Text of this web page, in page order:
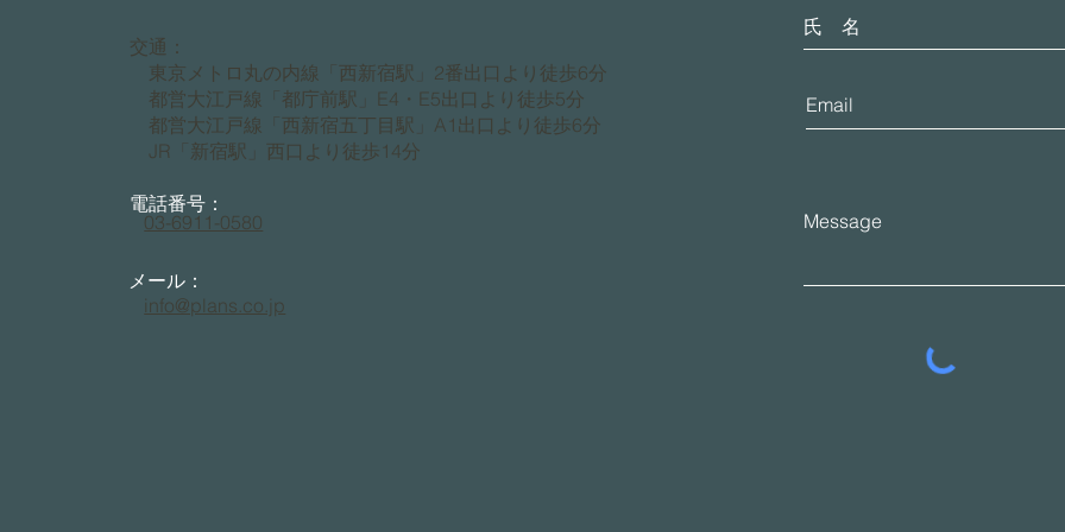
交通：
東京メトロ丸の内線「西新宿駅」2番出口より徒歩6分
都営大江戸線「都庁前駅」E4・E5出口より徒歩5分
都営大江戸線「西新宿五丁目駅」A1出口より徒歩6分
JR「新宿駅」西口より徒歩14分
電話番号：
03-6911-0580
メール：
info@plans.co.jp